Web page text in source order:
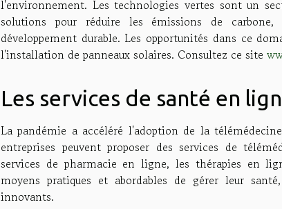
l'environnement. Les technologies vertes sont un
solutions pour réduire les émissions de
développement durable. Les opportunités dans ce
l'installation de panneaux solaires. Consultez ce site
Les services de santé en
La pandémie a accéléré l'adoption de la
entreprises peuvent proposer des services de
services de pharmacie en ligne, les thérapies en
moyens pratiques et abordables de gérer leur
innovants.